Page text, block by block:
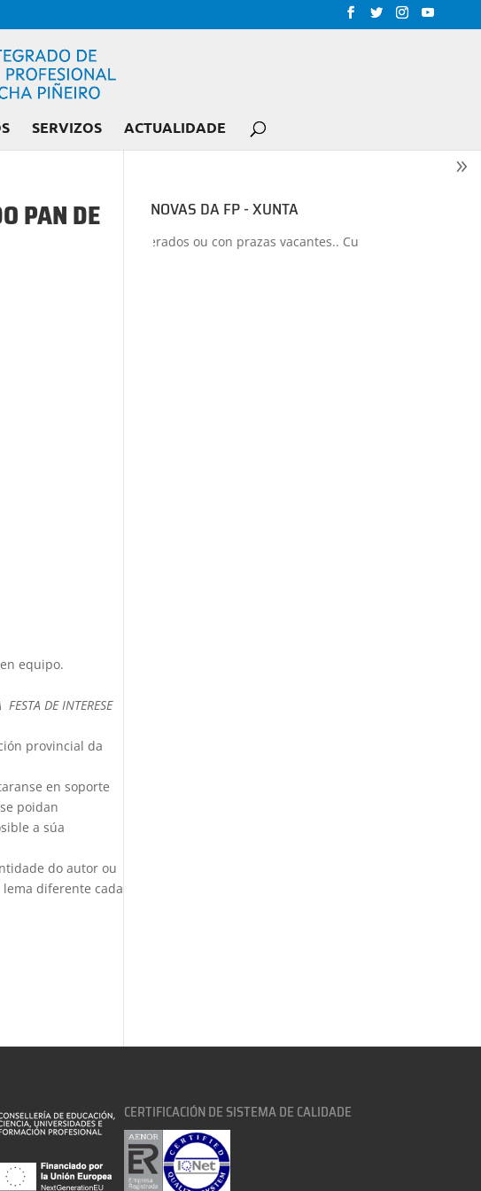
SERVIZOS ACTUALIDADE
PAN DE
equipo.
DE INTERESE
provincial da
en soporte
poidan
a súa
do autor ou
diferente cada
NOVAS DA FP - XUNTA
Admisión FP: Ciclos liberados ou con prazas vacantes.. Curso 2026-2027
CERTIFICACIÓN DE SISTEMA DE CALIDADE